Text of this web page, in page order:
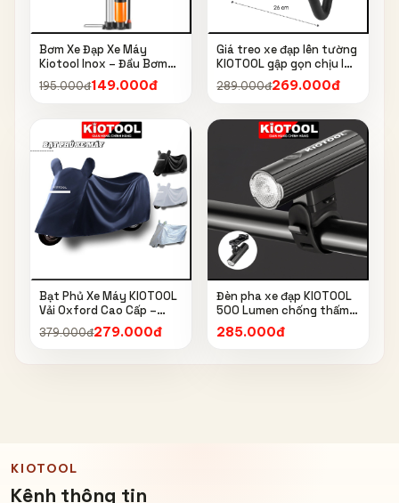
Bơm Xe Đạp Xe Máy
Kiotool Inox – Đầu Bơm
Thông Minh, Kèm Bơm
Bóng, Đồng Hồ 160 PSI
195.000đ149.000đ
Giá treo xe đạp lên tường
KIOTOOL gập gọn chịu lực
cao kèm móc treo mũ bảo
hiểm
289.000đ269.000đ
Bạt Phủ Xe Máy KIOTOOL
Vải Oxford Cao Cấp –
Chống Nắng, Chống Mưa,
Chống Bụi, Chống Tia UV,
379.000đ279.000đ
Đèn pha xe đạp KIOTOOL
500 Lumen chống thấm
nước IPX6 6603
285.000đ
KIOTOOL
Kênh thông tin